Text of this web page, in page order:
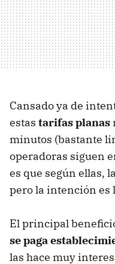
Cansado ya de
estas tarifas planas
minutos (bastante
operadoras siguen
es que según ellas,
pero la intención es
El principal
se paga
las hace muy